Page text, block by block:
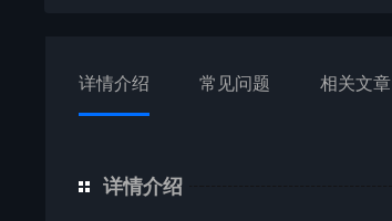
详情介绍 常见问题 相关文章
详情介绍